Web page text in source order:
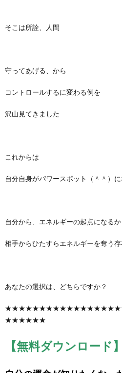
そこは所詮、人間
守ってあげる、から
コントロールするに変わる例を
沢山見てきました
これからは
自分自身がパワースポット（＾＾）
自分から、エネルギーの起点になるか
相手からひたすらエネルギーを奪う
あなたの選択は、どちらですか？
★★★★★★
【無料ダウンロード】